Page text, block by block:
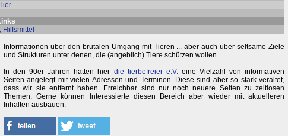
Hilfsmittel
Informationen über den brutalen Umgang mit Tieren ... aber auch über seltsame Ziele
und Strukturen unter denen, die (angeblich) Tiere schützen wollen.
In den 90er Jahren hatten hier die tierbefreier e.V.eine Vielzahl von informativen
Seiten angelegt mit vielen Adressen und Terminen. Diese sind aber so stark veraltet,
dass wir sie entfernt haben. Erreichbar sind nur noch neuere Seiten zu zeitlosen
Themen. Gerne können Interessierte diesen Bereich aber wieder mit aktuelleren
Inhalten ausbauen.